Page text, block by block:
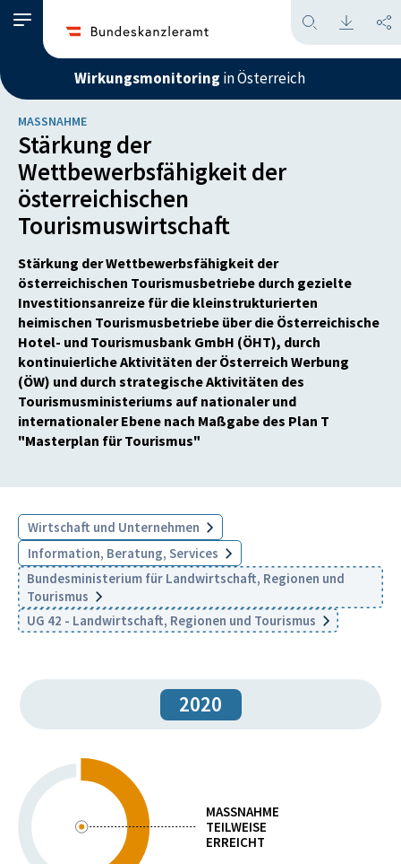
Wirkungsmonitoring in Österreich
MASSNAHME
Stärkung der
Wettbewerbsfähigkeit der
österreichischen
Tourismuswirtschaft
Stärkung der Wettbewerbsfähigkeit der
österreichischen Tourismusbetriebe durch gezielte
Investitionsanreize für die kleinstrukturierten
heimischen Tourismusbetriebe über die Österreichische
Hotel- und Tourismusbank GmbH (ÖHT), durch
kontinuierliche Aktivitäten der Österreich Werbung
(ÖW) und durch strategische Aktivitäten des
Tourismusministeriums auf nationaler und
internationaler Ebene nach Maßgabe des Plan T
"Masterplan für Tourismus"
Wirtschaft und Unternehmen
Information, Beratung, Services
Bundesministerium für Landwirtschaft, Regionen und
Tourismus
UG 42 - Landwirtschaft, Regionen und Tourismus
2020
MASSNAHME
TEILWEISE
ERREICHT